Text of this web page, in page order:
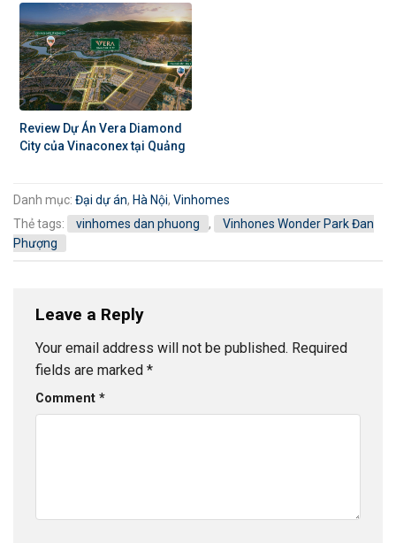
Review Dự Án Vera Diamond
City của Vinaconex tại Quảng
Danh mục: Đại dự án, Hà Nội, Vinhomes
Thẻ tags:
vinhomes dan phuong ,
Vinhones Wonder Park Đan
Phượng
Leave a Reply
Your email address will not be published. Required
fields are marked *
Comment *